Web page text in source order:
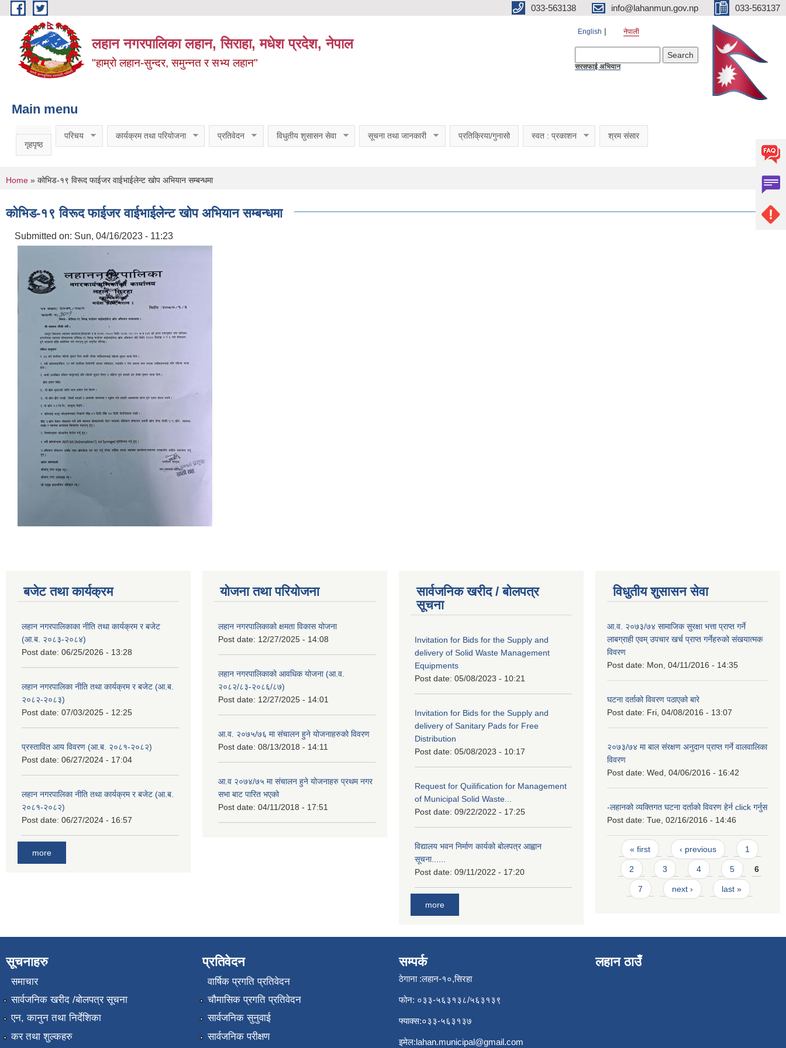
Skip to main content 033-563138 info@lahanmun.gov.np 033-563137
लहान नगरपालिका लहान, सिराहा, मधेश प्रदेश, नेपाल
"हाम्रो लहान-सुन्दर, समुन्नत र सभ्य लहान"
English नेपाली
सरसफाई अभियान
Main menu
गृहपृष्ठ
परिचय कार्यक्रम तथा परियोजना प्रतिवेदन विधुतीय शुसासन सेवा सूचना तथा जानकारी प्रतिक्रिया/गुनासो स्वत : प्रकाशन श्रम संसार
You are here
Home » कोभिड-१९ विरूद फाईजर वाईभाईलेन्ट खोप अभियान सम्बन्धमा
कोभिड-१९ विरूद फाईजर वाईभाईलेन्ट खोप अभियान सम्बन्धमा
Submitted on: Sun, 04/16/2023 - 11:23
बजेट तथा कार्यक्रम
लहान नगरपालिकाका नीति तथा कार्यक्रम र बजेट
(आ.ब. २०८३-२०८४)
Post date: 06/25/2026 - 13:28
लहान नगरपालिका नीति तथा कार्यक्रम र बजेट (आ.ब.
२०८२-२०८३)
Post date: 07/03/2025 - 12:25
प्रस्तावित आय विवरण (आ.ब. २०८१-२०८२)
Post date: 06/27/2024 - 17:04
लहान नगरपालिका नीति तथा कार्यक्रम र बजेट (आ.ब.
२०८१-२०८२)
Post date: 06/27/2024 - 16:57
more
योजना तथा परियोजना
लहान नगरपालिकाको क्षमता विकास योजना
Post date: 12/27/2025 - 14:08
लहान नगरपालिकाको आवधिक योजना (आ.व.
२०८२/८३-२०८६/८७)
Post date: 12/27/2025 - 14:01
आ.व. २०७५/७६ मा संचालन हुने योजनाहरुको विवरण
Post date: 08/13/2018 - 14:11
आ.व २०७४/७५ मा संचालन हुने योजनाहरु प्रथम नगर
सभा बाट पारित भएको
Post date: 04/11/2018 - 17:51
सार्वजनिक खरीद / बोलपत्र
सूचना
Invitation for Bids for the Supply and
delivery of Solid Waste Management
Equipments
Post date: 05/08/2023 - 10:21
Invitation for Bids for the Supply and
delivery of Sanitary Pads for Free
Distribution
Post date: 05/08/2023 - 10:17
Request for Quilification for Management
of Municipal Solid Waste...
Post date: 09/22/2022 - 17:25
विद्यालय भवन निर्माण कार्यको बोलपत्र आह्वान
सूचना......
Post date: 09/11/2022 - 17:20
more
विधुतीय शुसासन सेवा
आ.व. २०७३/७४ सामाजिक सुरक्षा भत्ता प्राप्त गर्ने
लाबग्राही एवम् उपचार खर्च प्राप्त गर्नेहरुको संखयात्मक
विवरण
Post date: Mon, 04/11/2016 - 14:35
घटना दर्ताको विवरण पठाएको बारे
Post date: Fri, 04/08/2016 - 13:07
२०७३/७४ मा बाल संरक्षण अनुदान प्राप्त गर्ने वालवालिका
विवरण
Post date: Wed, 04/06/2016 - 16:42
-लहानको व्यक्तिगत घटना दर्ताको विवरण हेर्न click गर्नुस
Post date: Tue, 02/16/2016 - 14:46
Pages
« first ‹ previous 1
2 3 4 5 6
7 next › last »
सूचनाहरु
समाचार
सार्वजनिक खरीद /बोलपत्र सूचना
एन, कानुन तथा निर्देशिका
कर तथा शुल्कहरु
प्रतिवेदन
वार्षिक प्रगति प्रतिवेदन
चौमासिक प्रगति प्रतिवेदन
सार्वजनिक सुनुवाई
सार्वजनिक परीक्षण
सम्पर्क
ठेगाना :लहान-१०,सिरहा
फोन: ०३३-५६३१३८/५६३१३९
फ्याक्स:०३३-५६३१३७
इमेल:lahan.municipal@gmail.com
लहान ठाउँ